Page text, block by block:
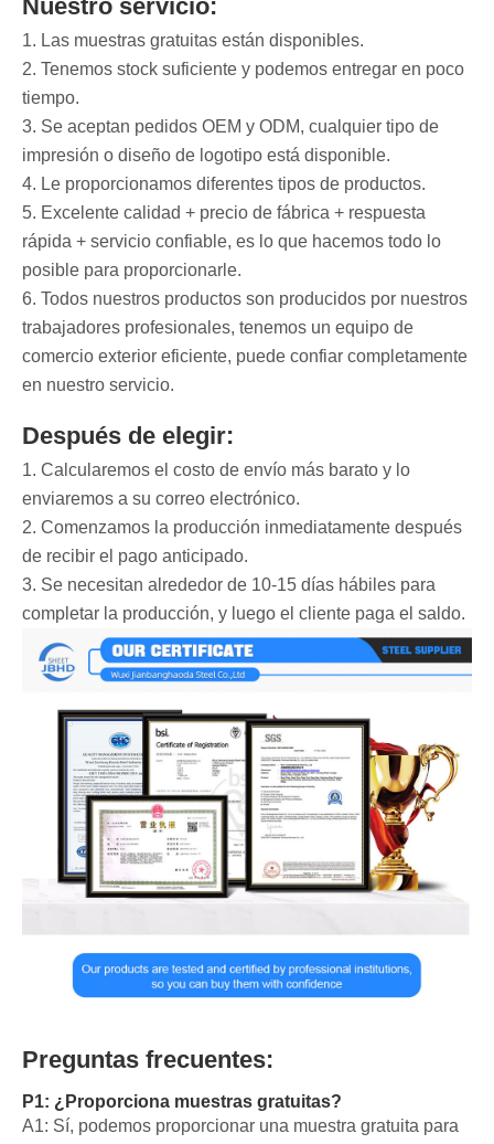
Nuestro servicio:
1. Las muestras gratuitas están disponibles.
2. Tenemos stock suficiente y podemos entregar en poco
tiempo.
3. Se aceptan pedidos OEM y ODM, cualquier tipo de
impresión o diseño de logotipo está disponible.
4. Le proporcionamos diferentes tipos de productos.
5. Excelente calidad + precio de fábrica + respuesta
rápida + servicio confiable, es lo que hacemos todo lo
posible para proporcionarle.
6. Todos nuestros productos son producidos por nuestros
trabajadores profesionales, tenemos un equipo de
comercio exterior eficiente, puede confiar completamente
en nuestro servicio.
Después de elegir:
1. Calcularemos el costo de envío más barato y lo
enviaremos a su correo electrónico.
2. Comenzamos la producción inmediatamente después
de recibir el pago anticipado.
3. Se necesitan alrededor de 10-15 días hábiles para
completar la producción, y luego el cliente paga el saldo.
Preguntas frecuentes:
P1: ¿Proporciona muestras gratuitas?
A1: Sí, podemos proporcionar una muestra gratuita para